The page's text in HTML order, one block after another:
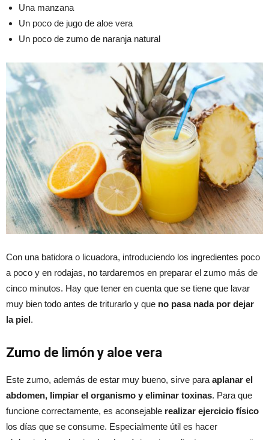
Una manzana
Un poco de jugo de aloe vera
Un poco de zumo de naranja natural
Con una batidora o licuadora, introduciendo los ingredientes poco
a poco y en rodajas, no tardaremos en preparar el zumo más de
cinco minutos. Hay que tener en cuenta que se tiene que lavar
muy bien todo antes de triturarlo y que no pasa nada por dejar
la piel.
Zumo de limón y aloe vera
Este zumo, además de estar muy bueno, sirve para aplanar el
abdomen, limpiar el organismo y eliminar toxinas. Para que
funcione correctamente, es aconsejable realizar ejercicio físico
los días que se consume. Especialmente útil es hacer